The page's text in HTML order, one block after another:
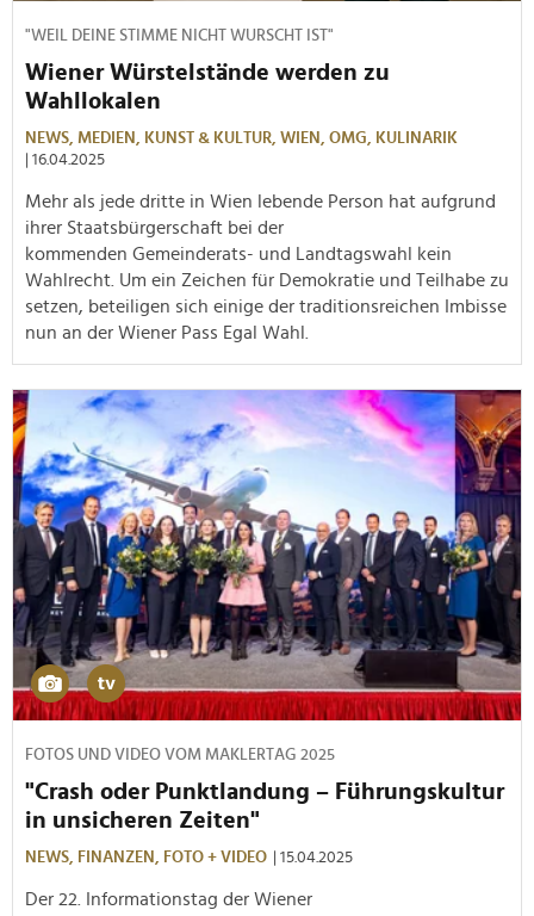
"WEIL DEINE STIMME NICHT WURSCHT IST"
Wiener Würstelstände werden zu
Wahllokalen
NEWS, MEDIEN, KUNST & KULTUR, WIEN, OMG,
KULINARIK
| 16.04.2025
Mehr als jede dritte in Wien lebende Person hat aufgrund
ihrer Staatsbürgerschaft bei der
kommenden Gemeinderats- und Landtagswahl kein
Wahlrecht. Um ein Zeichen für Demokratie und Teilhabe zu
setzen, beteiligen sich einige der traditionsreichen Imbisse
nun an der Wiener Pass Egal Wahl.
FOTOS UND VIDEO VOM MAKLERTAG 2025
"Crash oder Punktlandung – Führungskultur
in unsicheren Zeiten"
NEWS, FINANZEN, FOTO + VIDEO | 15.04.2025
Der 22. Informationstag der Wiener